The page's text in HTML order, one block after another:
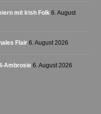
mit Irish Folk 6. August
Flair 6. August 2026
Ambrosie 6. August 2026